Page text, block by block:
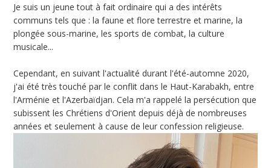
Je suis un jeune tout à fait ordinaire qui a des intérêts
communs tels que : la faune et flore terrestre et marine, la
plongée sous-marine, les sports de combat, la culture
musicale...
Cependant, en suivant l'actualité durant l'été-automne 2020,
j'ai été très touché par le conflit dans le Haut-Karabakh, entre
l'Arménie et l'Azerbaïdjan. Cela m'a rappelé la persécution que
subissent les Chrétiens d'Orient depuis déjà de nombreuses
années et seulement à cause de leur confession religieuse.